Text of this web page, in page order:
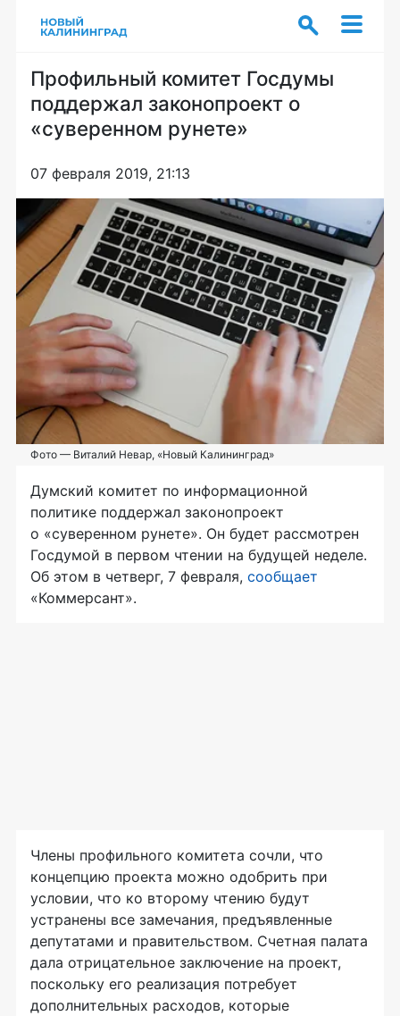
Профильный комитет Госдумы
поддержал законопроект о
«суверенном рунете»
07 февраля 2019, 21:13
Фото — Виталий Невар, «Новый Калининград»
Думский комитет по информационной
политике поддержал законопроект
о «суверенном рунете». Он будет рассмотрен
Госдумой в первом чтении на будущей неделе.
Об этом в четверг, 7 февраля, сообщает
«Коммерсант».
Члены профильного комитета сочли, что
концепцию проекта можно одобрить при
условии, что ко второму чтению будут
устранены все замечания, предъявленные
депутатами и правительством. Счетная палата
дала отрицательное заключение на проект,
поскольку его реализация потребует
дополнительных расходов, которые